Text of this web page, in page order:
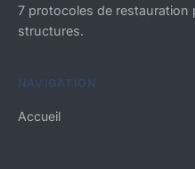
7 protocoles de restauration
structures.
NAVIGATION
Accueil